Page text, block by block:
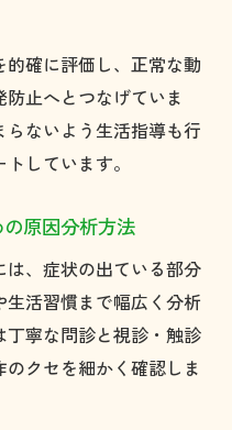
確に評価し、正常な動
止へとつなげていま
ないよう生活指導も行
しています。
原因分析方法
、症状の出ている部分
活習慣まで幅広く分析
寧な問診と視診・触診
クセを細かく確認しま